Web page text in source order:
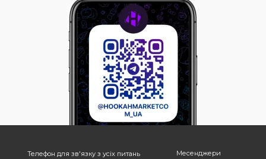
Телефон для зв'язку з усіх питань Месенджери